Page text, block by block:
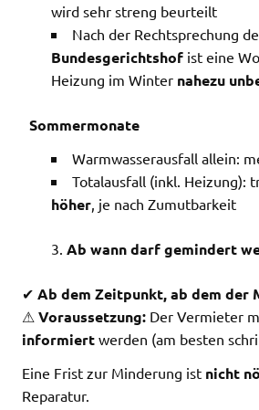
wird sehr streng beurteilt
Nach der Rechtsprechung
Bundesgerichtshof ist eine
Heizung im Winter nahezu
Sommermonate
Warmwasserausfall allein:
Totalausfall (inkl. Heizung):
höher , je nach Zumutbarkeit
Ab wann darf gemindert
✔ Ab dem Zeitpunkt, ab dem der
⚠ Voraussetzung: Der Vermieter
informiert werden (am besten
Eine Frist zur Minderung ist nicht
Reparatur.